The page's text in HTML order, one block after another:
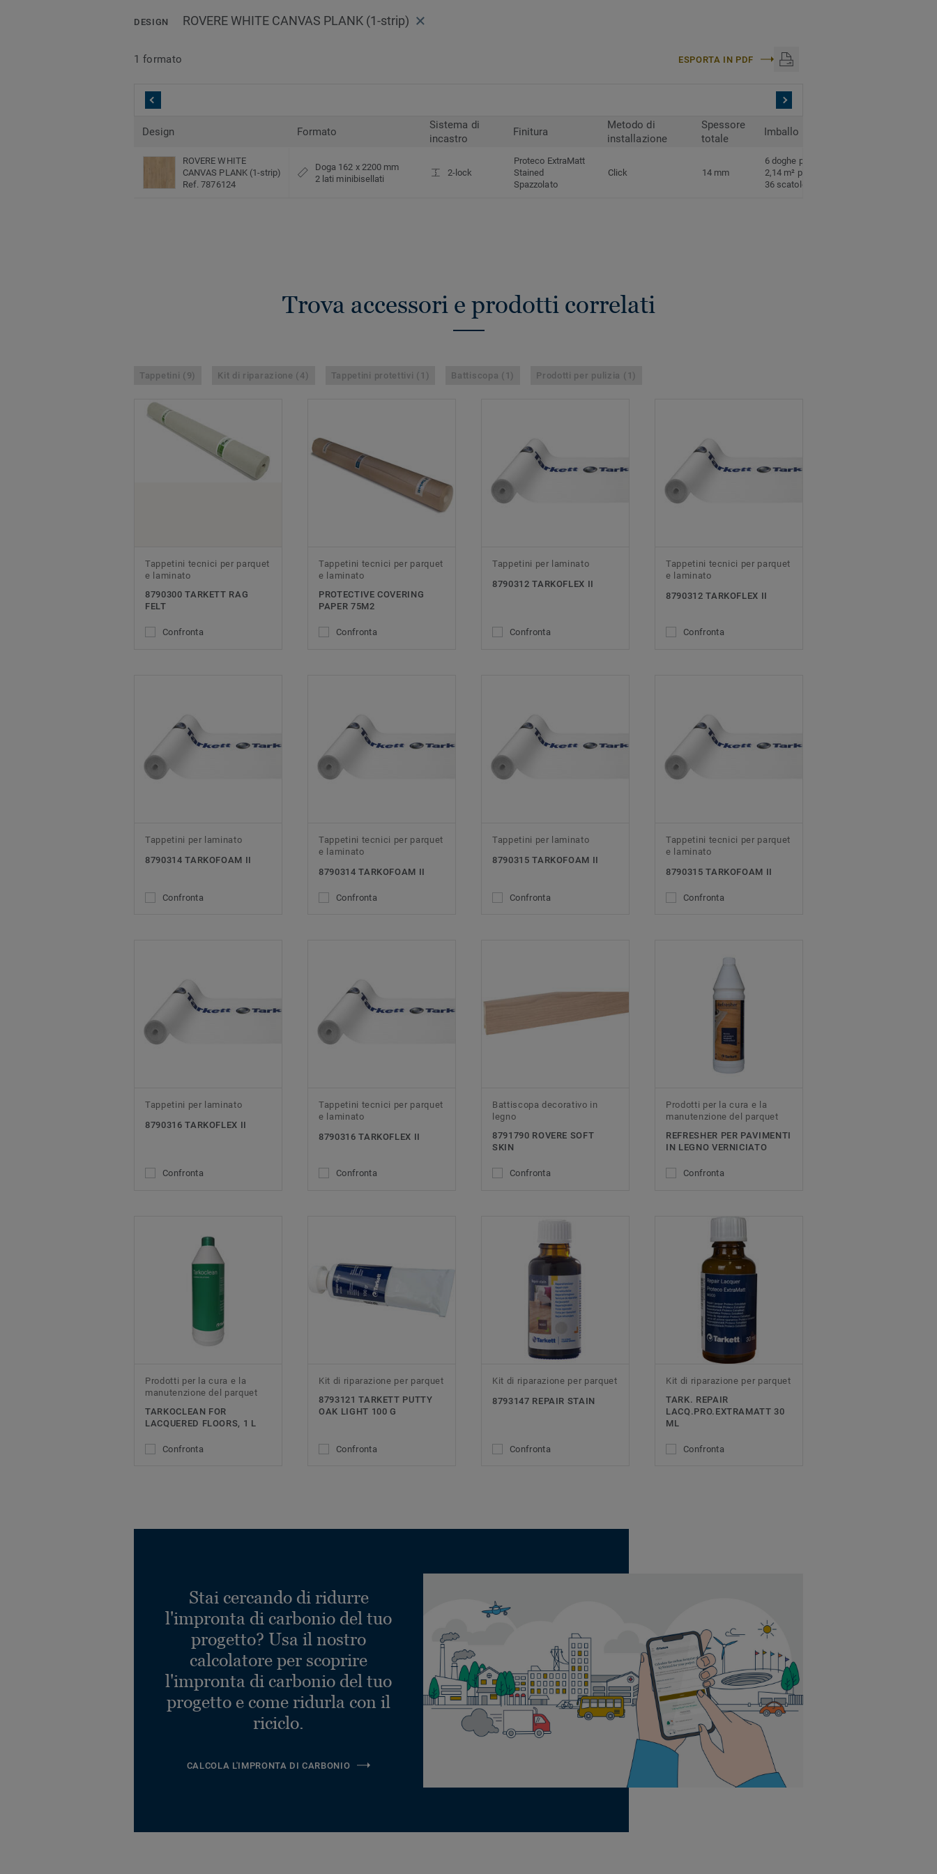
DESIGN ROVERE WHITE CANVAS PLANK (1-strip)
1 formato ESPORTA IN PDF
Design Formato
Sistema di
incastro
Finitura
Metodo di
installazione
Spessore
totale
Imballo
ROVERE WHITE
CANVAS PLANK (1-strip)
Ref. 7876124
Doga 162 x 2200 mm
2 lati minibisellati
2-lock
Proteco ExtraMatt
Stained
Spazzolato
Click 14 mm
6 doghe per scatola
2,14 m² per scatola
36 scatole per pallet
Trova accessori e prodotti correlati
Tappetini (9) Kit di riparazione (4) Tappetini protettivi (1) Battiscopa (1) Prodotti per pulizia (1)
Tappetini tecnici per parquet
e laminato
8790300 TARKETT RAG
FELT
Confronta
Tappetini tecnici per parquet
e laminato
PROTECTIVE COVERING
PAPER 75M2
Confronta
Tappetini per laminato
8790312 TARKOFLEX II
Confronta
Tappetini tecnici per parquet
e laminato
8790312 TARKOFLEX II
Confronta
Tappetini per laminato
8790314 TARKOFOAM II
Confronta
Tappetini tecnici per parquet
e laminato
8790314 TARKOFOAM II
Confronta
Tappetini per laminato
8790315 TARKOFOAM II
Confronta
Tappetini tecnici per parquet
e laminato
8790315 TARKOFOAM II
Confronta
Tappetini per laminato
8790316 TARKOFLEX II
Confronta
Tappetini tecnici per parquet
e laminato
8790316 TARKOFLEX II
Confronta
Battiscopa decorativo in
legno
8791790 ROVERE SOFT
SKIN
Confronta
Prodotti per la cura e la
manutenzione del parquet
REFRESHER PER PAVIMENTI
IN LEGNO VERNICIATO
Confronta
Prodotti per la cura e la
manutenzione del parquet
TARKOCLEAN FOR
LACQUERED FLOORS, 1 L
Confronta
Kit di riparazione per parquet
8793121 TARKETT PUTTY
OAK LIGHT 100 G
Confronta
Kit di riparazione per parquet
8793147 REPAIR STAIN
Confronta
Kit di riparazione per parquet
TARK. REPAIR
LACQ.PRO.EXTRAMATT 30
ML
Confronta
Stai cercando di ridurre
l'impronta di carbonio del tuo
progetto? Usa il nostro
calcolatore per scoprire
l'impronta di carbonio del tuo
progetto e come ridurla con il
riciclo.
CALCOLA L'IMPRONTA DI CARBONIO